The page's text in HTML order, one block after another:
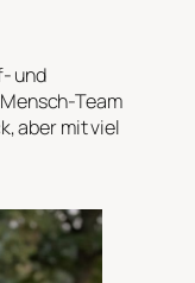
und
Team
aber mit viel